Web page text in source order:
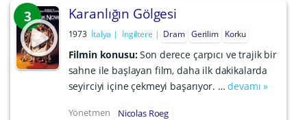
3 Karanlığın Gölgesi
1973 İtalya İngiltere Dram Gerilim Korku
Filmin konusu:Son derece çarpıcı ve trajik bir
sahne ile başlayan film, daha ilk dakikalarda
seyirciyi içine çekmeyi başarıyor. …devamı »
Yönetmen
Nicolas Roeg